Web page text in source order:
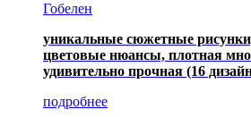
Гобелен
уникальные сюжетные
цветовые нюансы, плотная
удивительно прочная (16
подробнее